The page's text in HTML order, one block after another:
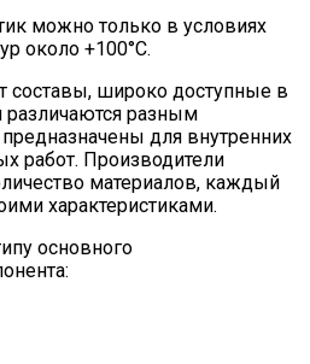
можно только в условиях
около +100°С.
составы, широко доступные в
разным
для внутренних
работ. Производители
материалов, каждый
характеристиками.
основного